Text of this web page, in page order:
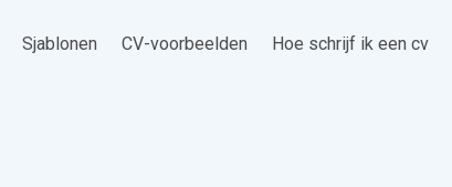
Sjablonen CV-voorbeelden Hoe schrijf ik een cv